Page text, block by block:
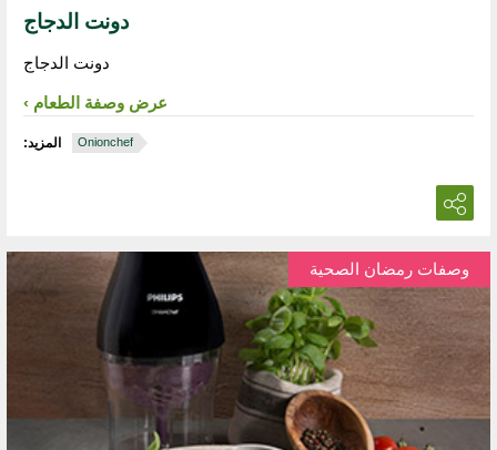
دونت الدجاج
دونت الدجاج
عرض وصفة الطعام
المزيد: Onionchef
وصفات رمضان الصحية